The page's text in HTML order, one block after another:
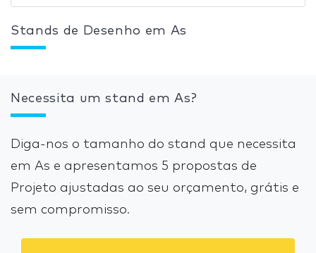
Stands de Desenho em As
Necessita um stand em As?
Diga-nos o tamanho do stand que necessita
em As e apresentamos 5 propostas de
Projeto ajustadas ao seu orçamento, grátis e
sem compromisso.